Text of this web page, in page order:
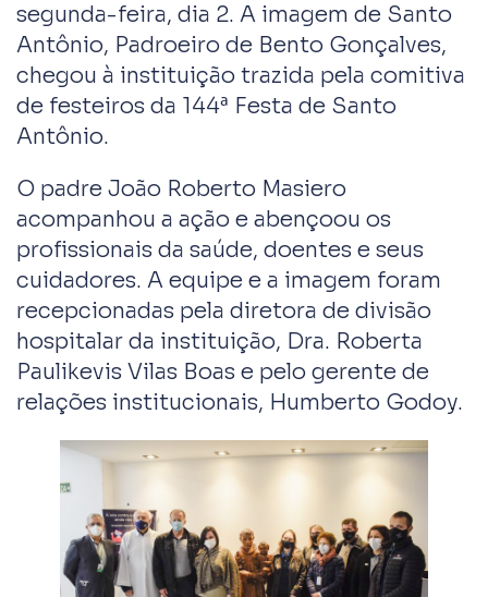
segunda-feira, dia 2. A imagem de Santo
Antônio, Padroeiro de Bento Gonçalves,
chegou à instituição trazida pela comitiva
de festeiros da 144ª Festa de Santo
Antônio.
O padre João Roberto Masiero
acompanhou a ação e abençoou os
profissionais da saúde, doentes e seus
cuidadores. A equipe e a imagem foram
recepcionadas pela diretora de divisão
hospitalar da instituição, Dra. Roberta
Paulikevis Vilas Boas e pelo gerente de
relações institucionais, Humberto Godoy.